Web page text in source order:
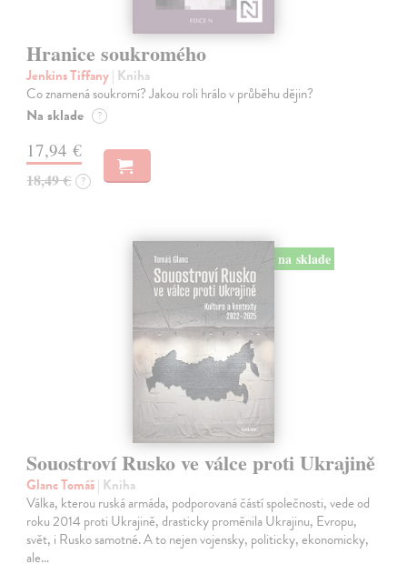
Hranice soukromého
Jenkins Tiffany| Kniha
Co znamená soukromí? Jakou roli hrálo v průběhu dějin?
Na sklade ?
17,94 €
18,49 € ?
na sklade
Souostroví Rusko ve válce proti Ukrajině
Glanc Tomáš| Kniha
Válka, kterou ruská armáda, podporovaná částí společnosti, vede od
roku 2014 proti Ukrajině, drasticky proměnila Ukrajinu, Evropu,
svět, i Rusko samotné. A to nejen vojensky, politicky, ekonomicky,
ale…